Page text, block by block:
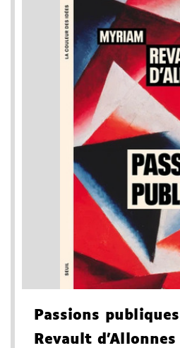
Passions publiques
Revault d'Allonnes